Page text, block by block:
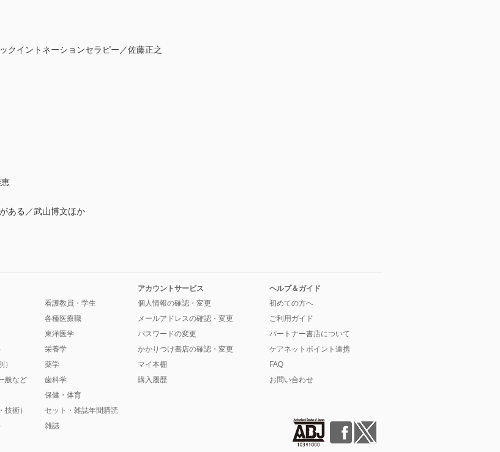
クイントネーションセラピー／佐藤正之
ある／武山博文ほか
般など
技術）
看護教員・学生
各種医療職
東洋医学
栄養学
薬学
歯科学
保健・体育
セット・雑誌年間購読
雑誌
アカウントサービス
個人情報の確認・変更
メールアドレスの確認・変更
パスワードの変更
かかりつけ書店の確認・変更
マイ本棚
購入履歴
ヘルプ＆ガイド
初めての方へ
ご利用ガイド
パートナー書店について
ケアネットポイント連携
FAQ
お問い合わせ